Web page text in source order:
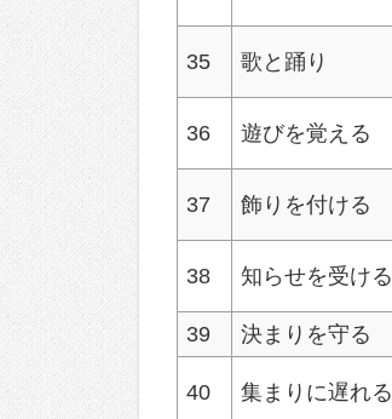
35 歌と踊り
36 遊びを覚える
37 飾りを付ける
38 知らせを受ける
39
決まりを守る
40 集まりに遅れる